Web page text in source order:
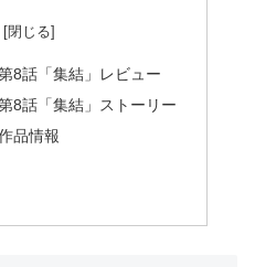
8話「集結」レビュー
8話「集結」ストーリー
品情報